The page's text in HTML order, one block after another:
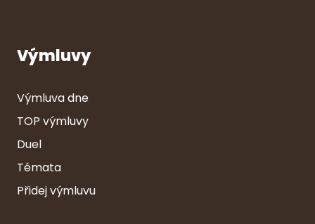
Výmluvy
Výmluva dne
TOP výmluvy
Duel
Témata
Přidej výmluvu